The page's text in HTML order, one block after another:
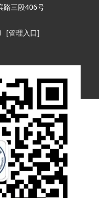
路三段406号
[管理入口]